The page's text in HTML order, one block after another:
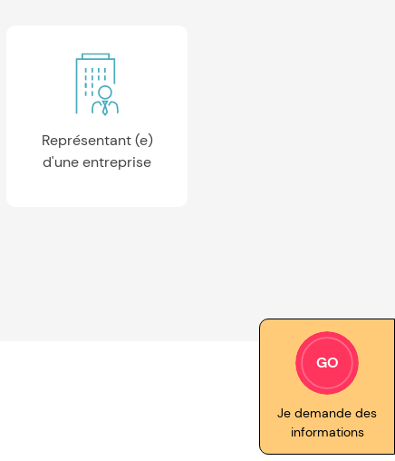
Représentant (e)
d'une entreprise
GO
Je demande des
informations